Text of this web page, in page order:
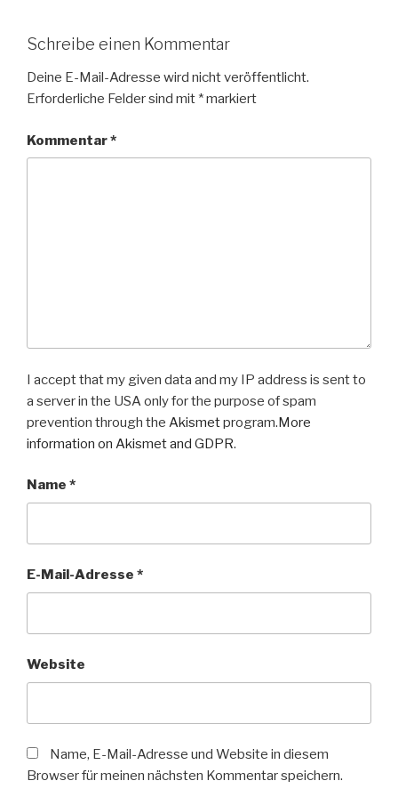
Schreibe einen Kommentar
Deine E-Mail-Adresse wird nicht veröffentlicht.
Erforderliche Felder sind mit *markiert
Kommentar*
I accept that my given data and my IP address is sent to
a server in the USA only for the purpose of spam
prevention through the Akismetprogram.More
information on Akismet and GDPR.
Name *
E-Mail-Adresse *
Website
Name, E-Mail-Adresse und Website in diesem
Browser für meinen nächsten Kommentar speichern.